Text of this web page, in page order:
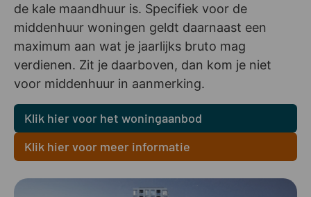
de kale maandhuur is. Specifiek voor de
middenhuur woningen geldt daarnaast een
maximum aan wat je jaarlijks bruto mag
verdienen. Zit je daarboven, dan kom je niet
voor middenhuur in aanmerking.
Klik hier voor het woningaanbod
Klik hier voor meer informatie